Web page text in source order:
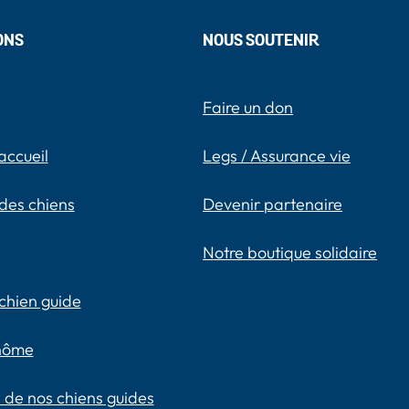
chiens
guide
nos chiens guides
NOUS SOUTENIR
Faire un don
Legs / Assurance vie
Devenir partenaire
Notre boutique solidaire